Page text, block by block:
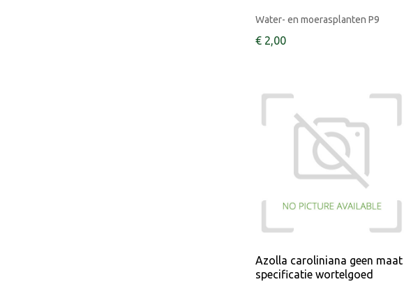
Water- en moerasplanten P9
€ 2,00
Azolla caroliniana geen maat
specificatie wortelgoed